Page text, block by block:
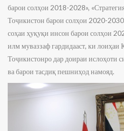
барои солҳои 2018-2028»,
Тоҷикистон барои солҳои 2020-
соҳаи ҳуқуқи инсон барои солҳои
илм муваззаф гардидааст, ки
Тоҷикистонро дар доираи ислоҳоти
ва барои тасдиқ пешниҳод намояд.